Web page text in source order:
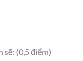
sẽ: (0,5 điểm)